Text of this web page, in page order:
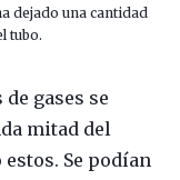
dejado una cantidad
tubo.
gases se
mitad del
Se podían